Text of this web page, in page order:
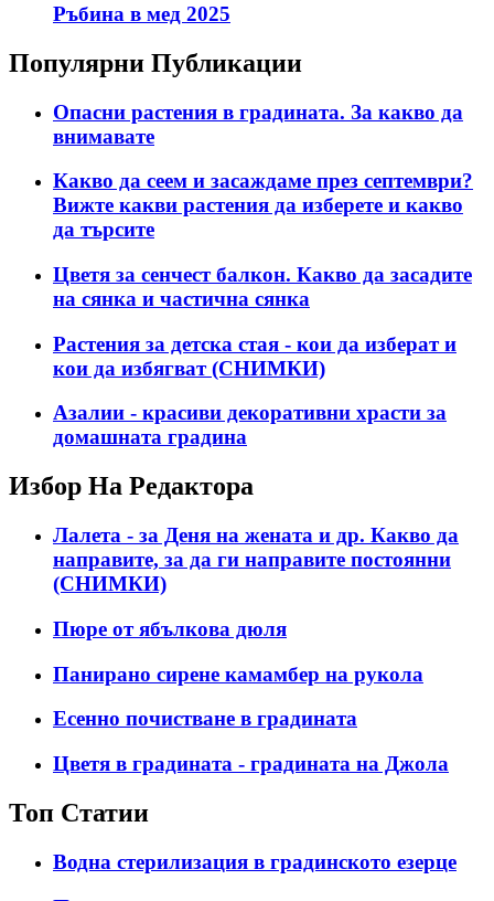
Ръбина в мед 2025
Популярни Публикации
Опасни растения в градината. За какво да
внимавате
Какво да сеем и засаждаме през септември?
Вижте какви растения да изберете и какво
да търсите
Цветя за сенчест балкон. Какво да засадите
на сянка и частична сянка
Растения за детска стая - кои да изберат и
кои да избягват (СНИМКИ)
Азалии - красиви декоративни храсти за
домашната градина
Избор На Редактора
Лалета - за Деня на жената и др. Какво да
направите, за да ги направите постоянни
(СНИМКИ)
Пюре от ябълкова дюля
Панирано сирене камамбер на рукола
Есенно почистване в градината
Цветя в градината - градината на Джола
Топ Статии
Водна стерилизация в градинското езерце